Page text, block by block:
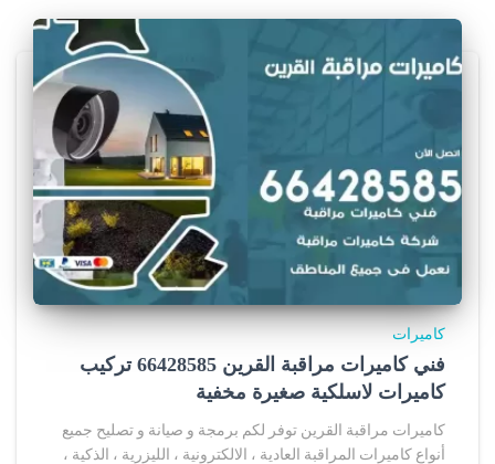
كاميرات
فني كاميرات مراقبة القرين 66428585 تركيب
كاميرات لاسلكية صغيرة مخفية
كاميرات مراقبة القرين توفر لكم برمجة و صيانة و تصليح جميع
أنواع كاميرات المراقبة العادية ، الالكترونية ، الليزرية ، الذكية ،